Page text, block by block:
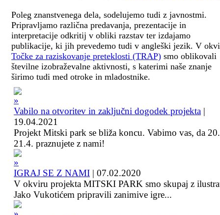
Poleg znanstvenega dela, sodelujemo tudi z javnostmi.
Pripravljamo različna predavanja, prezentacije in
interpretacije odkritij v obliki razstav ter izdajamo
publikacije, ki jih prevedemo tudi v angleški jezik. V
Točke za raziskovanje preteklosti (TRAP) smo oblikovali
številne izobraževalne aktivnosti, s katerimi naše znanje
širimo tudi med otroke in mladostnike.
Vabilo na otvoritev in zaključni dogodek projekta |
19.04.2021
Projekt Mitski park se bliža koncu. Vabimo vas, da
21.4. praznujete z nami!
IGRAJ SE Z NAMI | 07.02.2020
V okviru projekta MITSKI PARK smo skupaj z
Jako Vukotićem pripravili zanimive igre...